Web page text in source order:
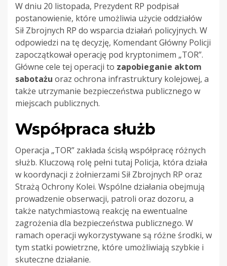
W dniu 20 listopada, Prezydent RP podpisał
postanowienie, które umożliwia użycie oddziałów
Sił Zbrojnych RP do wsparcia działań policyjnych. W
odpowiedzi na tę decyzję, Komendant Główny Policji
zapoczątkował operację pod kryptonimem „TOR”.
Główne cele tej operacji to zapobieganie aktom
sabotażu oraz ochrona infrastruktury kolejowej, a
także utrzymanie bezpieczeństwa publicznego w
miejscach publicznych.
Współpraca służb
Operacja „TOR” zakłada ścisłą współpracę różnych
służb. Kluczową rolę pełni tutaj Policja, która działa
w koordynacji z żołnierzami Sił Zbrojnych RP oraz
Strażą Ochrony Kolei. Wspólne działania obejmują
prowadzenie obserwacji, patroli oraz dozoru, a
także natychmiastową reakcję na ewentualne
zagrożenia dla bezpieczeństwa publicznego. W
ramach operacji wykorzystywane są różne środki, w
tym statki powietrzne, które umożliwiają szybkie i
skuteczne działanie.